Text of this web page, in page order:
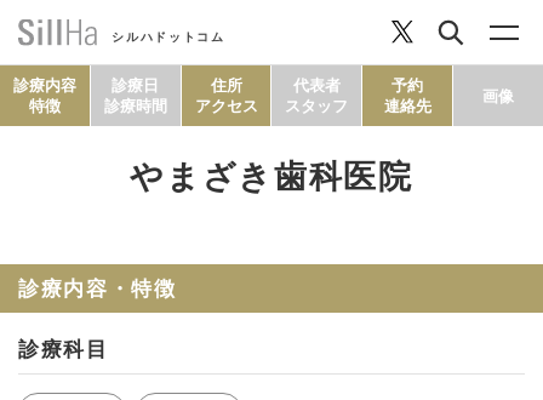
シルハドットコム
診療内容
特徴
診療日
診療時間
住所
アクセス
代表者
スタッフ
予約
連絡先
画像
やまざき歯科医院
診療内容・特徴
診療科目